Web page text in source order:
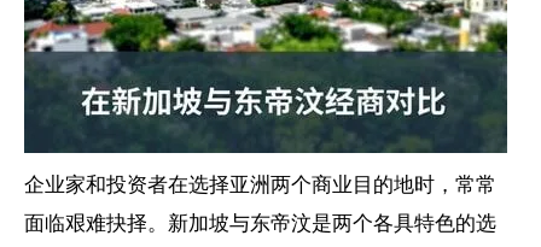
企业家和投资者在选择亚洲两个商业目的地时，常常
面临艰难抉择。新加坡与东帝汶是两个各具特色的选